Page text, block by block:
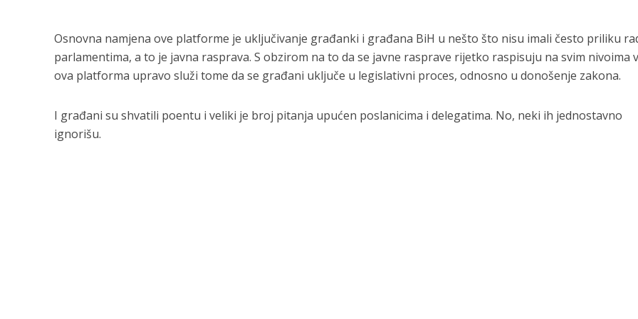
Osnovna namjena ove platforme je uključivanje građanki i građana BiH u nešto što nisu imali često priliku
parlamentima, a to je javna rasprava. S obzirom na to da se javne rasprave rijetko raspisuju na svim nivoima
ova platforma upravo služi tome da se građani uključe u legislativni proces, odnosno u donošenje zakona.
I građani su shvatili poentu i veliki je broj pitanja upućen poslanicima i delegatima. No, neki ih jednostavno
ignorišu.